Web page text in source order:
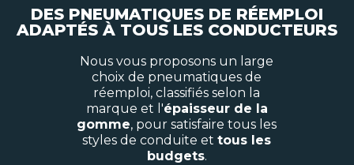
DES PNEUMATIQUES DE RÉEMPLOI
ADAPTÉS À TOUS LES CONDUCTEURS
Nous vous proposons un large
choix de pneumatiques de
réemploi, classifiés selon la
marque et l'épaisseur de la
gomme, pour satisfaire tous les
styles de conduite ettous les
budgets.